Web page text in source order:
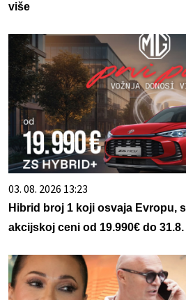
više
03. 08. 2026 13:23
Hibrid broj 1 koji osvaja Evropu,
akcijskoj ceni od 19.990€ do 31.8.